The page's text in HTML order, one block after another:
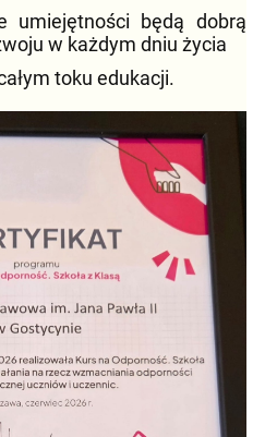
umiejętności będą dobrą
w każdym dniu życia
toku edukacji.